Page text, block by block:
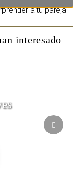
a tu pareja.
interesado